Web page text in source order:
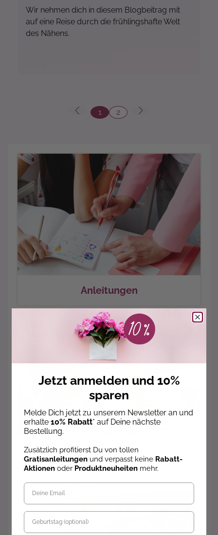
Wir nehmen dich in diesem Blogbeitrag mit
auf eine Reise durch die frühlingshafte Welt
des Nähens.
Mehr...
Seite
1
Seite
2
Anleitungen
Rezepte
Jetzt anmelden und 10%
sparen
Melde Dich jetzt zu unserem Newsletter an und
erhalte 10% Rabatt* auf Deine nächste
Bestellung.
Zusätzlich profitierst Du von tollen
Gratisanleitungen und verpasst keine Rabatt-
Aktionen oder Produktneuheiten mehr.
Geburtstag